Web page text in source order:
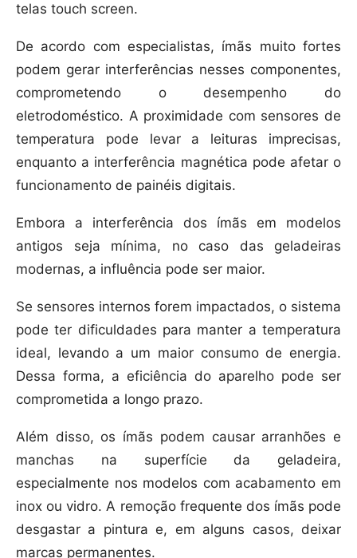
telas touch screen.
De acordo com especialistas, ímãs muito fortes
podem gerar interferências nesses componentes,
comprometendo o desempenho do
eletrodoméstico. A proximidade com sensores de
temperatura pode levar a leituras imprecisas,
enquanto a interferência magnética pode afetar o
funcionamento de painéis digitais.
Embora a interferência dos ímãs em modelos
antigos seja mínima, no caso das geladeiras
modernas, a influência pode ser maior.
Se sensores internos forem impactados, o sistema
pode ter dificuldades para manter a temperatura
ideal, levando a um maior consumo de energia.
Dessa forma, a eficiência do aparelho pode ser
comprometida a longo prazo.
Além disso, os ímãs podem causar arranhões e
manchas na superfície da geladeira,
especialmente nos modelos com acabamento em
inox ou vidro. A remoção frequente dos ímãs pode
desgastar a pintura e, em alguns casos, deixar
marcas permanentes.